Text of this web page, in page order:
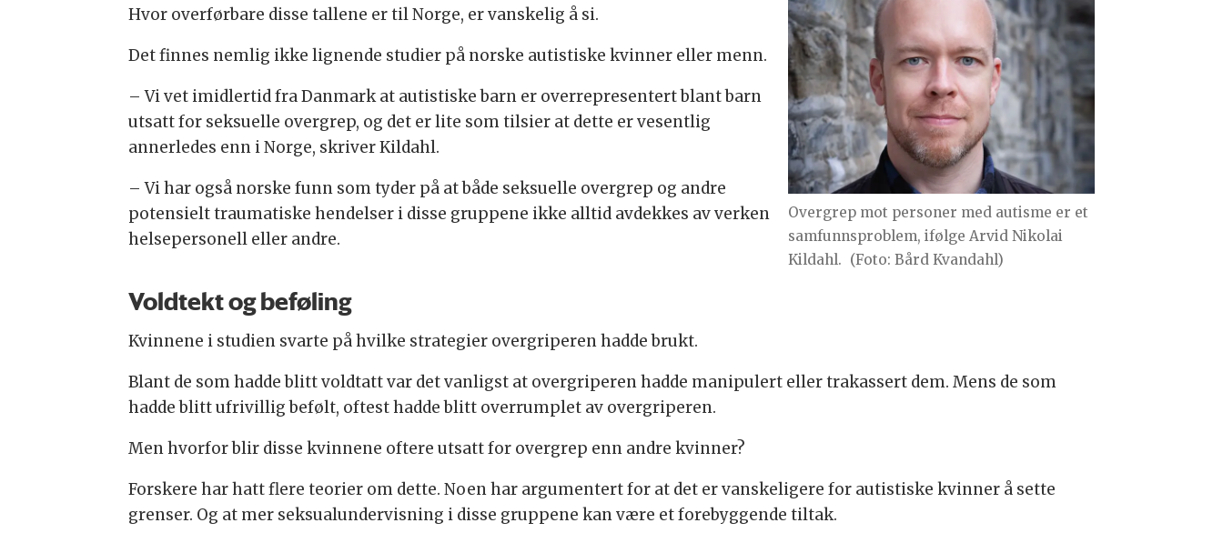
Overgrep mot personer med autisme er et
samfunnsproblem, ifølge Arvid Nikolai
Kildahl. (Foto: Bård Kvandahl)
Hvor overførbare disse tallene er til Norge, er vanskelig å si.
Det finnes nemlig ikke lignende studier på norske autistiske kvinner eller menn.
– Vi vet imidlertid fra Danmark at autistiske barn er overrepresentert blant barn
utsatt for seksuelle overgrep, og det er lite som tilsier at dette er vesentlig
annerledes enn i Norge, skriver Kildahl.
– Vi har også norske funn som tyder på at både seksuelle overgrep og andre
potensielt traumatiske hendelser i disse gruppene ikke alltid avdekkes av verken
helsepersonell eller andre.
Voldtekt og beføling
Kvinnene i studien svarte på hvilke strategier overgriperen hadde brukt.
Blant de som hadde blitt voldtatt var det vanligst at overgriperen hadde manipulert eller trakassert dem. Mens de som
hadde blitt ufrivillig befølt, oftest hadde blitt overrumplet av overgriperen.
Men hvorfor blir disse kvinnene oftere utsatt for overgrep enn andre kvinner?
Forskere har hatt flere teorier om dette. Noen har argumentert for at det er vanskeligere for autistiske kvinner å sette
grenser. Og at mer seksualundervisning i disse gruppene kan være et forebyggende tiltak.